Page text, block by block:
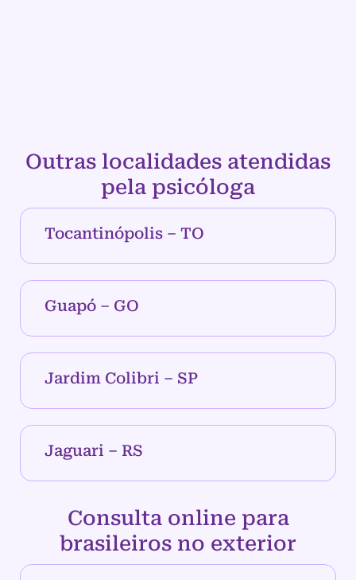
Outras localidades atendidas
pela psicóloga
Tocantinópolis – TO
Guapó – GO
Jardim Colibri – SP
Jaguari – RS
Consulta online para
brasileiros no exterior